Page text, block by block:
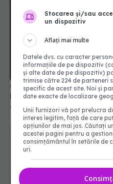
Colebil și Panzcebil,
România. Anunțul făcut
04 aug 2026, 19:47
Stocarea și/sau
un dispozitiv
Aflați mai multe
Datele dvs. cu caracter
informațiile de pe dispozitiv
și alte date de pe dispozitiv)
trimise către 224 de parteneri
specific de acest site. Noi și
date exacte de localizare
Unii furnizori vă pot prelucra
interes legitim, față de care
opțiunilor de mai jos. Căutați
acestei pagini pentru a
consimțământul în setările de
uri.